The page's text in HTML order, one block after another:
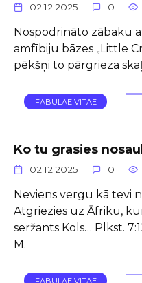
02.12.2025 0
Nospodrināto zābaku
amfībiju bāzes „Little
pēkšņi to pārgrieza
FABULAE VITAE
Ko tu grasies
02.12.2025 0
Neviens vergu kā tevi
Atgriezies uz Āfriku,
seržants Kols… Plkst.
M.
FABULAE VITAE